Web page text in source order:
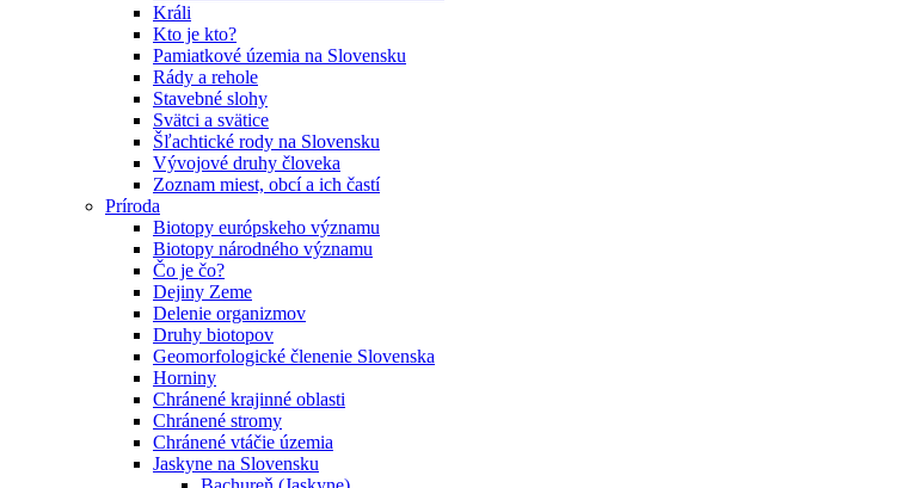
Králi
Kto je kto?
Pamiatkové územia na Slovensku
Rády a rehole
Stavebné slohy
Svätci a svätice
Šľachtické rody na Slovensku
Vývojové druhy človeka
Zoznam miest, obcí a ich častí
Príroda
Biotopy európskeho významu
Biotopy národného významu
Čo je čo?
Dejiny Zeme
Delenie organizmov
Druhy biotopov
Geomorfologické členenie Slovenska
Horniny
Chránené krajinné oblasti
Chránené stromy
Chránené vtáčie územia
Jaskyne na Slovensku